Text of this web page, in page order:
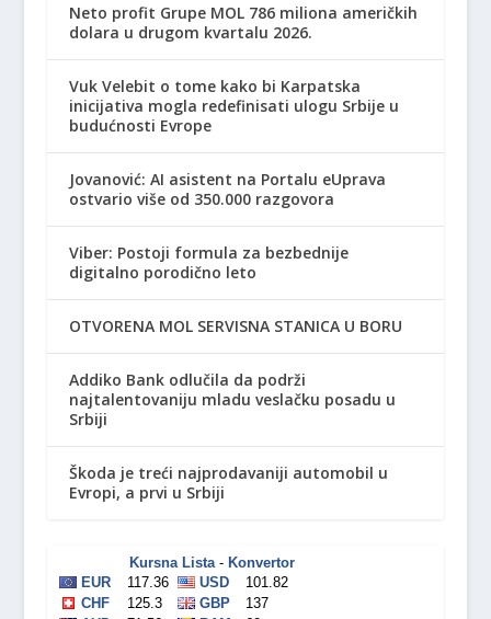
Neto profit Grupe MOL 786 miliona američkih
dolara u drugom kvartalu 2026.
Vuk Velebit o tome kako bi Karpatska
inicijativa mogla redefinisati ulogu Srbije u
budućnosti Evrope
Jovanović: AI asistent na Portalu eUprava
ostvario više od 350.000 razgovora
Viber: Postoji formula za bezbednije
digitalno porodično leto
OTVORENA MOL SERVISNA STANICA U BORU
Addiko Bank odlučila da podrži
najtalentovaniju mladu veslačku posadu u
Srbiji
Škoda je treći najprodavaniji automobil u
Evropi, a prvi u Srbiji